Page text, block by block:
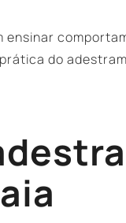
ensinar
do